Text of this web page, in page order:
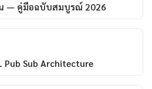
— คู่มือฉบับสมบูรณ์ 2026
Pub Sub Architecture